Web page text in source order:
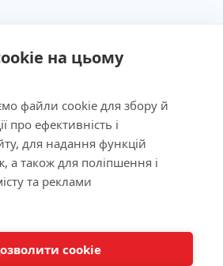
на цьому
файли cookie для збору й
про ефективність і
для надання функцій
а також для поліпшення і
та реклами
cookie
від 23.09.2011